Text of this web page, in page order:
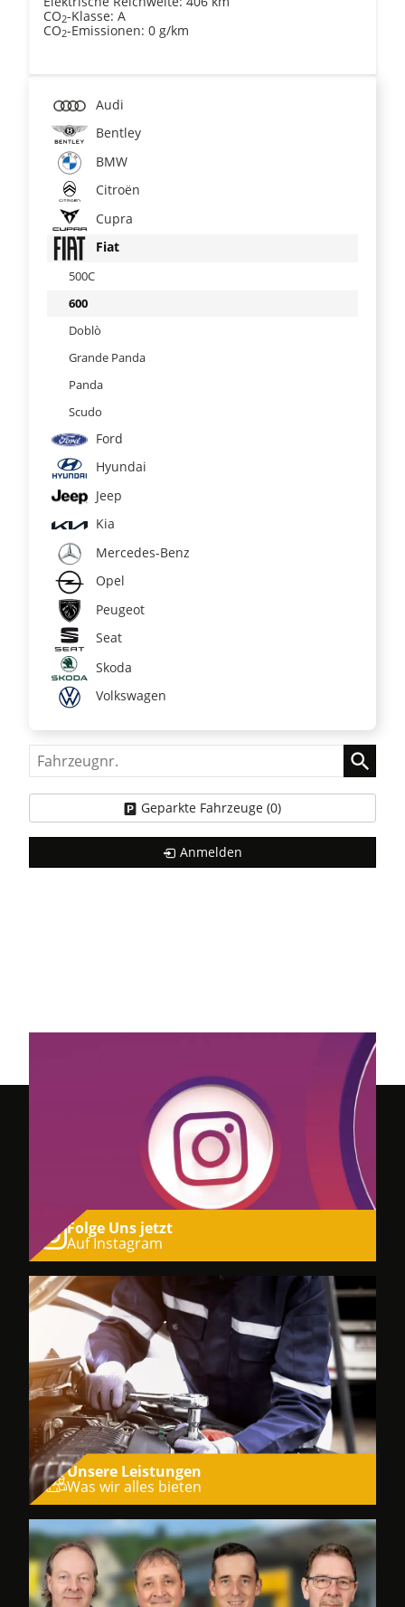
CO2-Klasse: A
CO2-Emissionen: 0 g/km
Audi
Bentley
BMW
Citroën
Cupra
Fiat
500C
600
Doblò
Grande Panda
Panda
Scudo
Ford
Hyundai
Jeep
Kia
Mercedes-Benz
Opel
Peugeot
Seat
Skoda
Volkswagen
Fahrzeugnr.
Geparkte Fahrzeuge (0)
Anmelden
Folge Uns jetzt
Auf Instagram
Unsere Leistungen
Was wir alles bieten